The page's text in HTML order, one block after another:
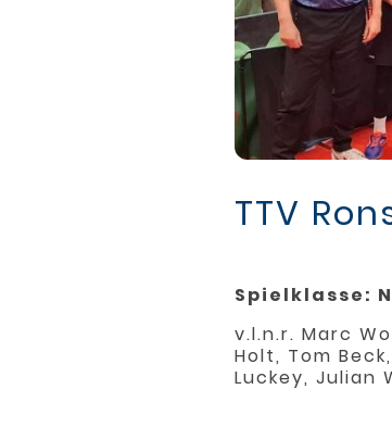
TTV
Spielklasse:
v.l.n.r. Marc
Holt, Tom
Luckey, Julian